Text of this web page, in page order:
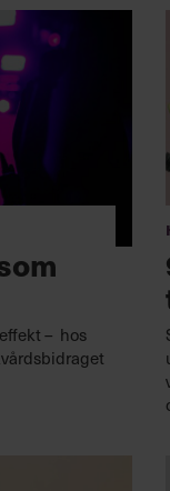
– hos